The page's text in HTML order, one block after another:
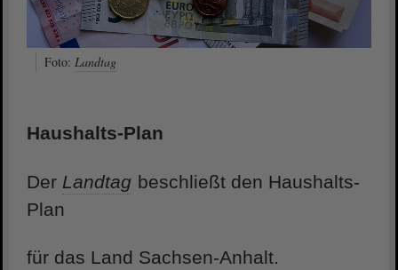
Foto: Landtag
Haushalts-Plan
Der Landtag beschließt den Haushalts-
Plan
für das Land Sachsen-Anhalt.